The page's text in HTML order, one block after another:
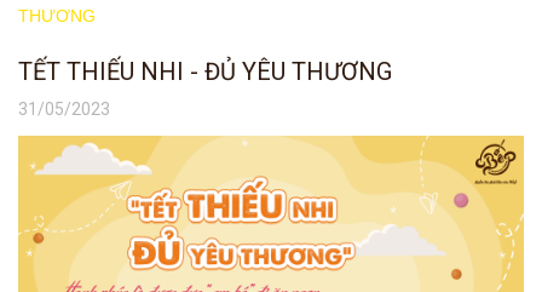
THƯƠNG
TẾT THIẾU NHI - ĐỦ YÊU THƯƠNG
31/05/2023